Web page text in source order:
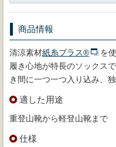
商品情報
清涼素材紙糸プラス®
を
履き心地が特長のソックス
き間に一つ一つ入り込み、
適した用途
重登山靴から軽登山靴まで
仕様